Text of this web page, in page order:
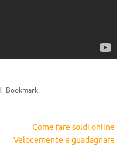
Bookmark.
Come fare soldi online
Velocemente e guadagnare